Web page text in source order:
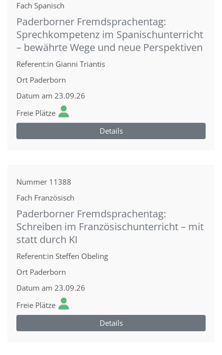
Fach Spanisch
Paderborner Fremdsprachentag:
Sprechkompetenz im Spanischunterricht
– bewährte Wege und neue Perspektiven
Referent:in Gianni Triantis
Ort Paderborn
Datum am 23.09.26
Freie Plätze
Details
Nummer 11388
Fach Französisch
Paderborner Fremdsprachentag:
Schreiben im Französischunterricht – mit
statt durch KI
Referent:in Steffen Obeling
Ort Paderborn
Datum am 23.09.26
Freie Plätze
Details